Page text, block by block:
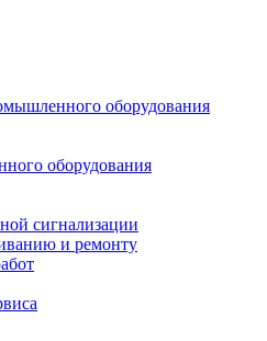
оборудования
оборудования
сигнализации
и ремонту